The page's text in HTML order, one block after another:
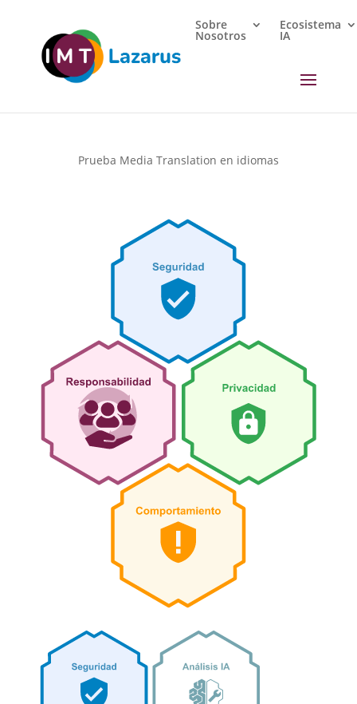
Sobre
Nosotros
Ecosistema
IA
Prueba Media Translation en idiomas